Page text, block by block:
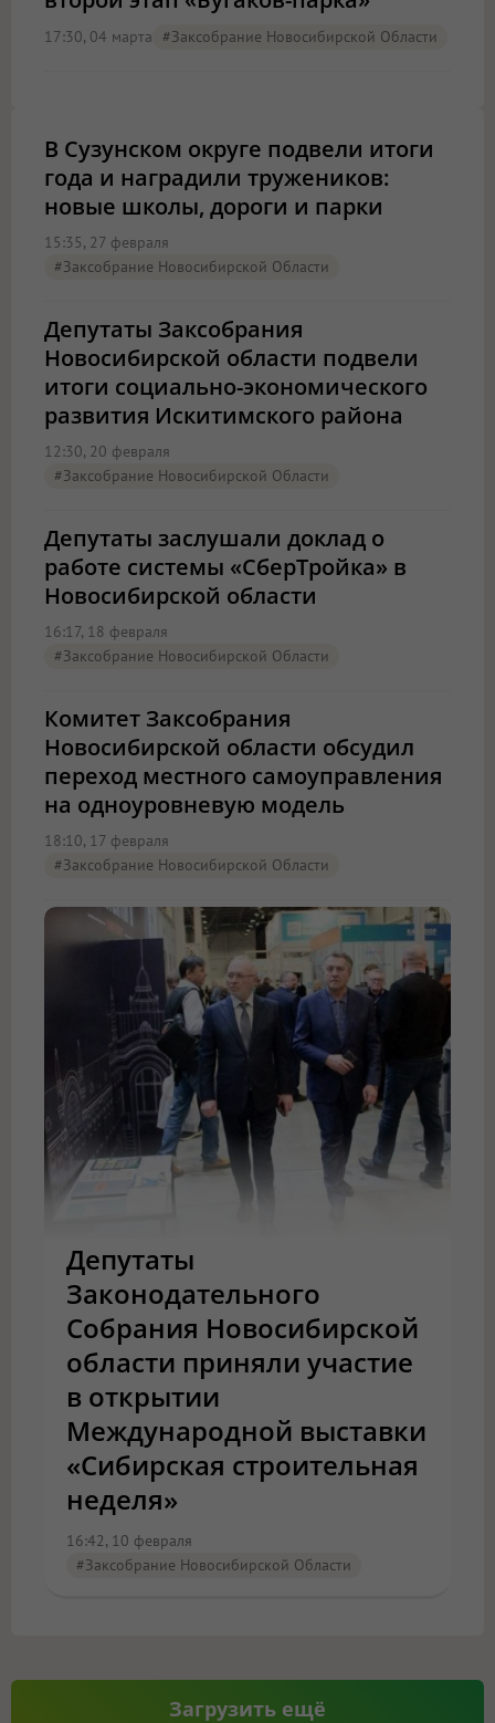
17:30, 04 марта #Заксобрание Новосибирской Области
В Сузунском округе подвели итоги
года и наградили тружеников:
новые школы, дороги и парки
15:35, 27 февраля
#Заксобрание Новосибирской Области
Депутаты Заксобрания
Новосибирской области подвели
итоги социально-экономического
развития Искитимского района
12:30, 20 февраля
#Заксобрание Новосибирской Области
Депутаты заслушали доклад о
работе системы «СберТройка» в
Новосибирской области
16:17, 18 февраля
#Заксобрание Новосибирской Области
Комитет Заксобрания
Новосибирской области обсудил
переход местного самоуправления
на одноуровневую модель
18:10, 17 февраля
#Заксобрание Новосибирской Области
Депутаты
Законодательного
Собрания Новосибирской
области приняли участие
в открытии
Международной выставки
«Сибирская строительная
неделя»
16:42, 10 февраля
#Заксобрание Новосибирской Области
Загрузить ещё